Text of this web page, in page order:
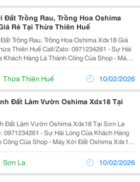
Đất Trồng Rau, Trồng Hoa Oshima
Rẻ Tại Thừa Thiên Huế
Trồng Rau, Trồng Hoa Oshima Xdx18 Giá
Call/Zalo: 0971234261 - Sự Hài
Hàng Là Thành Công Của Shop - Máy
Xdx18 Được Sản Xuất Theo Công
Bản, Đáp Ứng Nhu Cầu Làm Vườn, Xới...
Thừa Thiên Huế 10/02/2026
Đất Làm Vườn Oshima Xdx18 Tại
Đất Làm Vườn Oshima Xdx18 Tại Sơn La
0971234261 - Sự Hài Lòng Của Khách Hàng
Shop - Máy Xới Đất Oshima Xdx18
Xuất Theo Công Nghệ Nhật Bản, Đáp Ứng
Làm Vườn, Xới Đất Trồng Rau, Trồng Hoa,...
Sơn La 10/02/2026